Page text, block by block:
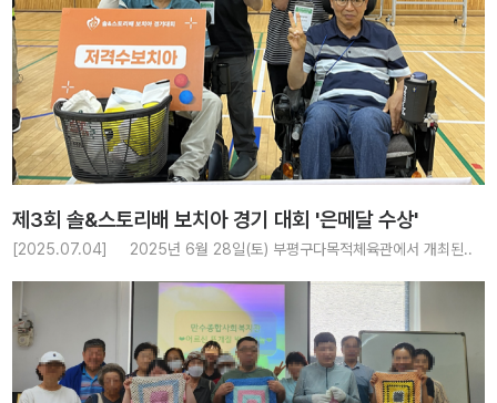
제3회 솔&스토리배 보치아 경기 대회 '은메달 수상'
[2025.07.04] 2025년 6월 28일(토) 부평구다목적체육관에서 개최된..